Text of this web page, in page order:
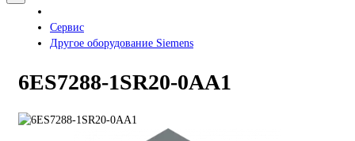
Сервис
Другое оборудование Siemens
6ES7288-1SR20-0AA1